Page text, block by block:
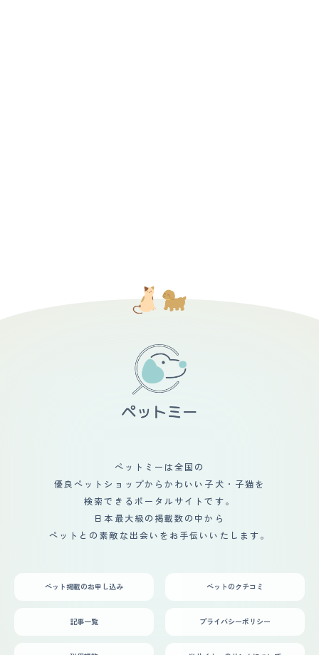
ペットミーは全国の
優良ペットショップからかわいい子犬・子猫を
検索できるポータルサイトです。
日本最大級の掲載数の中から
ペットとの素敵な出会いをお手伝いいたします。
ペット掲載のお申し込み ペットのクチコミ
記事一覧 プライバシーポリシー